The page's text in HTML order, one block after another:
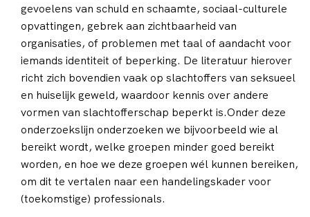
gevoelens van schuld en schaamte, sociaal-culturele
opvattingen, gebrek aan zichtbaarheid van
organisaties, of problemen met taal of aandacht voor
iemands identiteit of beperking. De literatuur hierover
richt zich bovendien vaak op slachtoffers van seksueel
en huiselijk geweld, waardoor kennis over andere
vormen van slachtofferschap beperkt is.Onder deze
onderzoekslijn onderzoeken we bijvoorbeeld wie al
bereikt wordt, welke groepen minder goed bereikt
worden, en hoe we deze groepen wél kunnen bereiken,
om dit te vertalen naar een handelingskader voor
(toekomstige) professionals.